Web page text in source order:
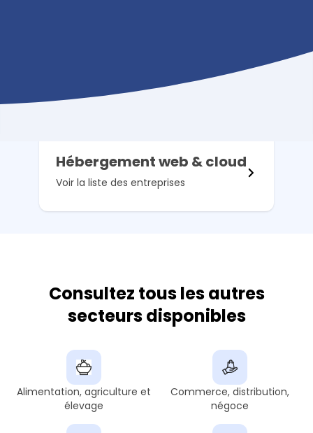
Hébergement web & cloud
Voir la liste des entreprises
Consultez tous les autres
secteurs disponibles
Alimentation, agriculture et
élevage
Commerce, distribution,
négoce